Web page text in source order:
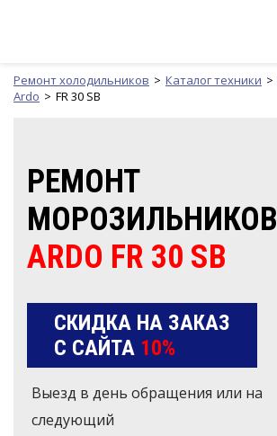
Ремонт холодильников Каталог техники
Ardo
FR 30 SB
РЕМОНТ
МОРОЗИЛЬНИКОВ
ARDO FR 30 SB
СКИДКА НА ЗАКАЗ
С САЙТА 10%
Выезд в день обращения или на
следующий